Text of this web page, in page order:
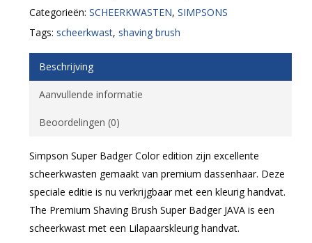
Categorieën: SCHEERKWASTEN, SIMPSONS
Tags: scheerkwast, shaving brush
Beschrijving
Aanvullende informatie
Beoordelingen (0)
Simpson Super Badger Color edition zijn excellente
scheerkwasten gemaakt van premium dassenhaar. Deze
speciale editie is nu verkrijgbaar met een kleurig handvat.
The Premium Shaving Brush Super Badger JAVA is een
scheerkwast met een Lilapaarskleurig handvat.